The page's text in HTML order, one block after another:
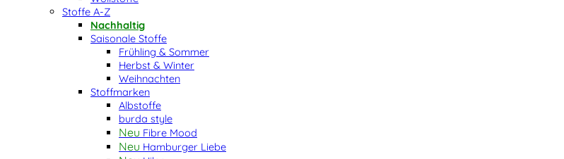
Stoffe A-Z
Nachhaltig
Saisonale Stoffe
Frühling & Sommer
Herbst & Winter
Weihnachten
Stoffmarken
Albstoffe
burda style
Fibre Mood
Hamburger Liebe